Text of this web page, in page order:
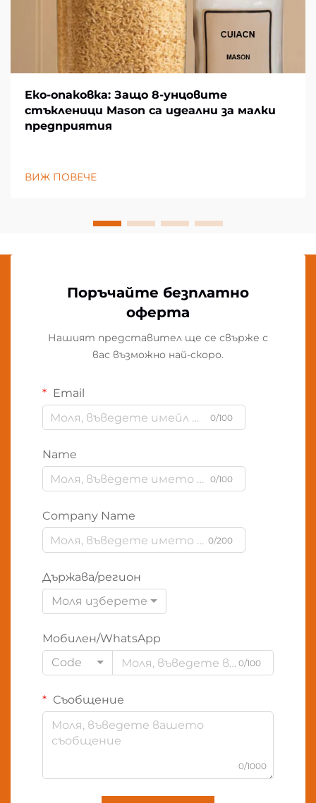
Еко-опаковка: Защо 8-унцовите
стъкленици Mason са идеални за малки
предприятия
ВИЖ ПОВЕЧЕ
Поръчайте безплатно
оферта
Нашият представител ще се свърже с
вас възможно най-скоро.
Email
0/100
Name
0/100
Company Name
0/200
Държава/регион
Моля изберете
Мобилен/WhatsApp
Code
0/100
Съобщение
0/1000